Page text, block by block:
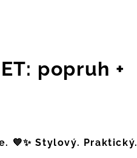
popruh +
💙✨ Stylový. Praktický.